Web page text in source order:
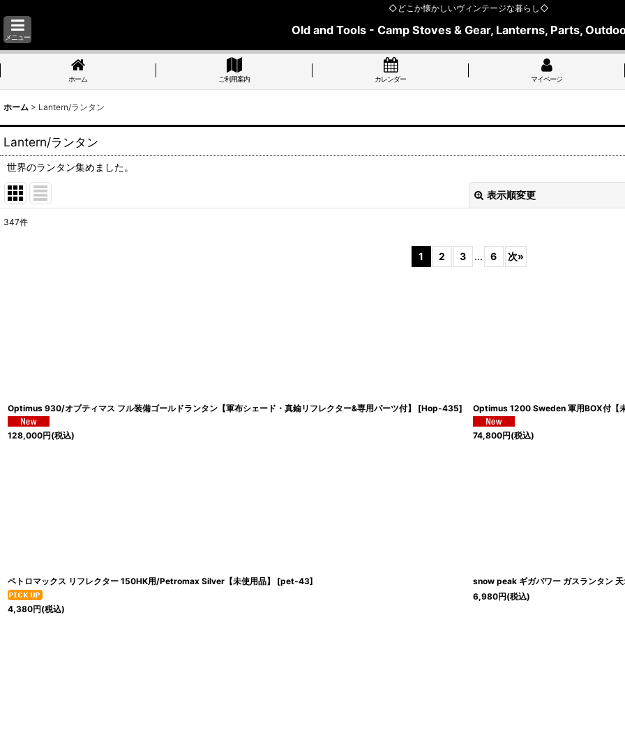
◇どこか懐かしいヴィンテージな暮らし◇
メニュー
Old and Tools - Camp Stoves & Gear, Lanterns, Parts,
ホーム ご利用案内 カレンダー マイページ
ホーム > Lantern/ランタン
Lantern/ランタン
世界のランタン集めました。
表示順変更
347件
1 2 3 ... 6 次»
Optimus 930/オプティマス フル装備ゴールドランタン【軍布シェード・真鍮リフレクター&専用パーツ付】 [Hop-435]
128,000円(税込)
Optimus 1200 Sweden 軍用BOX付【
74,800円(税込)
ペトロマックス リフレクター 150HK用/Petromax Silver【未使用品】 [pet-43]
4,380円(税込)
snow peak ギガパワー ガスランタン
6,980円(税込)